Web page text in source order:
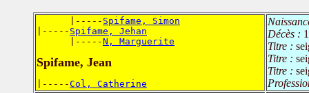
      |-----
Spifame, Simon
|----- Spifame, Jehan
      |-----
N, Marguerite
Spifame, Jean
|-----Col, Catherine
Décès :
Titre :
Titre :
Titre :